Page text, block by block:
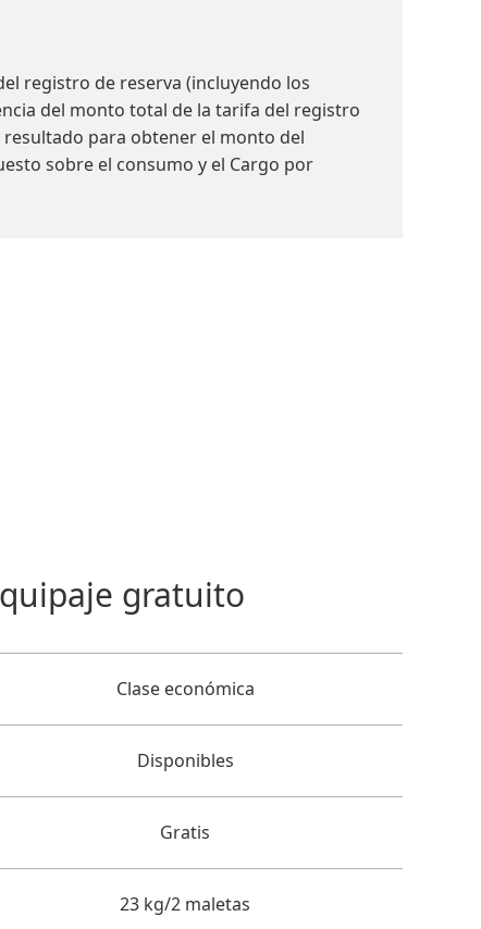
registro de reserva (incluyendo los
del monto total de la tarifa del registro
resultado para obtener el monto del
sobre el consumo y el Cargo por
gratuito
Clase económica
Disponibles
Gratis
23 kg/2 maletas